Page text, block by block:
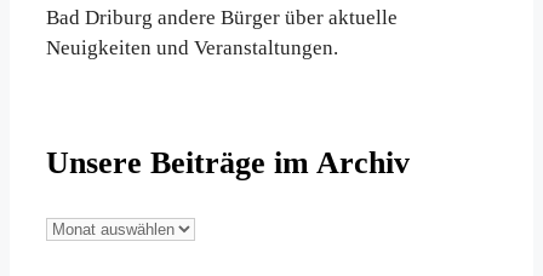
Bad Driburg andere Bürger über aktuelle
Neuigkeiten und Veranstaltungen.
Unsere Beiträge im Archiv
Unsere